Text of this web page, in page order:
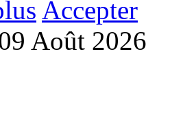
Accepter
Août 2026